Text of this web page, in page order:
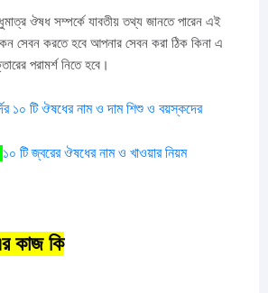
ঔষধ সম্পর্কে যাবতীয় তথ্য জানতে পারেন এই
সেবন করতে হবে আপনার সেবন করা ঠিক কিনা এ
পরামর্শ নিতে হবে।
১০ টি ঔষধের নাম ও দাম শিশু ও বয়স্কদের
১০ টি জ্বরের ঔষধের নাম ও খাওয়ার নিয়ম
কাজ কি